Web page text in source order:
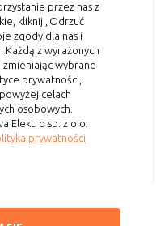
przez nas z
kliknij „Odrzuć
zgody dla nas i
Każdą z wyrażonych
wybrane
prywatności,.
celach
osobowych.
Elektro sp. z o.o.
prywatności
poprawy
Pt. 8-16